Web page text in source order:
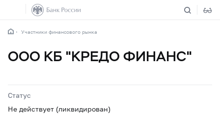
Участники финансового рынка
ООО КБ "КРЕДО ФИНАНС"
Статус
Не действует (ликвидирован)